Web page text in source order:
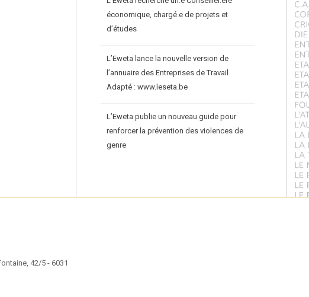
économique, chargé.e de projets et
d’études
L’Eweta lance la nouvelle version de
l’annuaire des Entreprises de Travail
Adapté : www.leseta.be
L’Eweta publie un nouveau guide pour
renforcer la prévention des violences de
genre
42/5 - 6031